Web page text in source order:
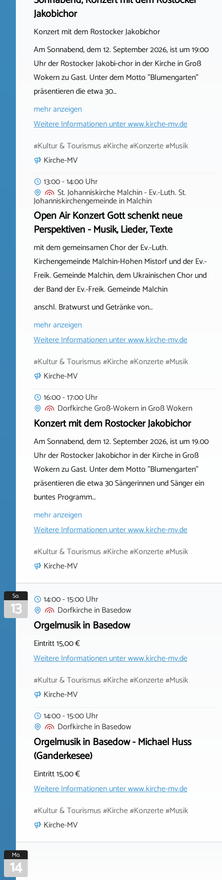
Jakobichor
Konzert mit dem Rostocker Jakobichor
Am Sonnabend, dem 12. September 2026, ist um 19:00
Uhr der Rostocker Jakobi-chor in der Kirche in Groß
Wokern zu Gast. Unter dem Motto "Blumengarten"
präsentieren die etwa 30…
mehr anzeigen
Weitere Informationen unterwww.kirche-mv.de
#Kultur & Tourismus #Kirche #Konzerte #Musik
Kirche-MV
13:00 - 14:00 Uhr
St. Johanniskirche Malchin - Ev.-Luth. St.
JohanniskirchengemeindeinMalchin
Open Air Konzert Gott schenkt neue
Perspektiven - Musik, Lieder, Texte
mit dem gemeinsamen Chor der Ev.-Luth.
Kirchengemeinde Malchin-Hohen Mistorf und der Ev.-
Freik. Gemeinde Malchin, dem Ukrainischen Chor und
der Band der Ev.-Freik. Gemeinde Malchin
anschl. Bratwurst und Getränke von…
mehr anzeigen
Weitere Informationen unterwww.kirche-mv.de
#Kultur & Tourismus #Kirche #Konzerte #Musik
Kirche-MV
16:00 - 17:00 Uhr
Dorfkirche Groß-WokerninGroß Wokern
Konzert mit dem Rostocker Jakobichor
Am Sonnabend, dem 12. September 2026, ist um 19.00
Uhr der Rostocker Jakobichor in der Kirche in Groß
Wokern zu Gast. Unter dem Motto "Blumengarten"
präsentieren die etwa 30 Sängerinnen und Sänger ein
buntes Programm…
mehr anzeigen
Weitere Informationen unterwww.kirche-mv.de
#Kultur & Tourismus #Kirche #Konzerte #Musik
Kirche-MV
So.
13
14:00 - 15:00 Uhr
DorfkircheinBasedow
Orgelmusik in Basedow
Eintritt 15,00 €
Weitere Informationen unterwww.kirche-mv.de
#Kultur & Tourismus #Kirche #Konzerte #Musik
Kirche-MV
14:00 - 15:00 Uhr
DorfkircheinBasedow
Orgelmusik in Basedow - Michael Huss
(Ganderkesee)
Eintritt 15,00 €
Weitere Informationen unterwww.kirche-mv.de
#Kultur & Tourismus #Kirche #Konzerte #Musik
Kirche-MV
Mo.
14